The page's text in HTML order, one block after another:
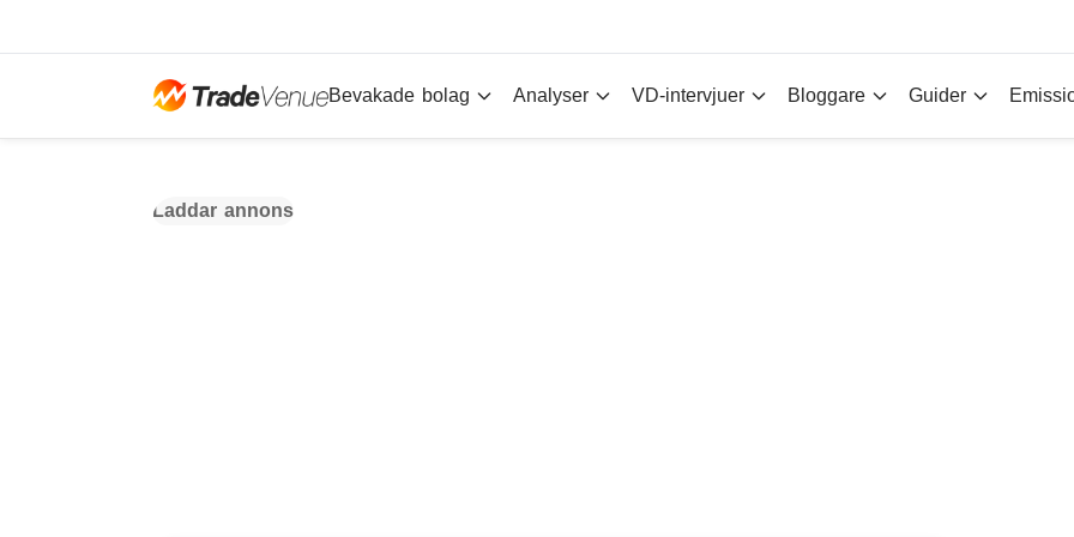
Bevakade bolag Analyser VD-intervjuer Bloggare Guider
Laddar annons